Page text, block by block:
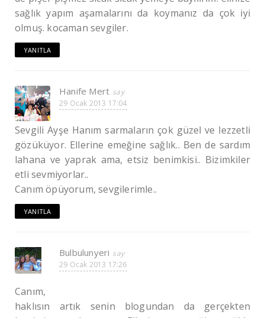
sağlık yapım aşamalarını da koymanız da çok iyi
olmuş. kocaman sevgiler.
YANITLA
Hanife Mert
29 Ocak 2013 17:04
Sevgili Ayşe Hanım sarmaların çok güzel ve lezzetli
gözüküyor. Ellerine emeğine sağlık.. Ben de sardım
lahana ve yaprak ama, etsiz benimkisi.. Bizimkiler
etli sevmiyorlar..
Canım öpüyorum, sevgilerimle..
YANITLA
Bulbulunyeri
29 Ocak 2013 17:26
Canım,
haklısın artık senin blogundan da gerçekten